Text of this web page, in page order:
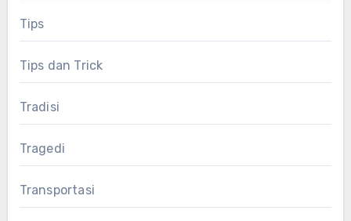
Tips
Tips dan Trick
Tradisi
Tragedi
Transportasi